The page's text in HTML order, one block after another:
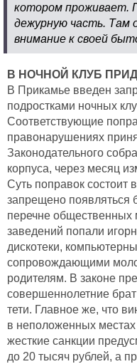
котором проживает.
дежурную часть. Там
внимание к своей
В НОЧНОЙ КЛУБ
В Прикамье введен
подростками ночных
Соответствующие
правонарушениях
Законодательного
корпуса, через месяц
Суть поправок состоит
запрещено появляться
перечне общественных
заведений попали
дискотеки,
сопровождающими
родителям. В законе
совершеннолетние
тети. Главное же, что
в неположенных
жесткие санкции
до 20 тысяч рублей, а